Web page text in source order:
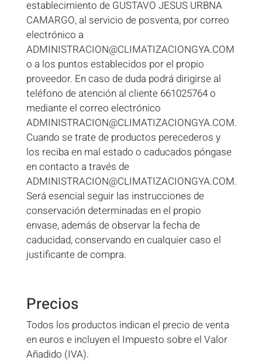
establecimiento de GUSTAVO JESUS URBNA
CAMARGO, al servicio de posventa, por correo
electrónico a
ADMINISTRACION@CLIMATIZACIONGYA.COM
o a los puntos establecidos por el propio
proveedor. En caso de duda podrá dirigirse al
teléfono de atención al cliente 661025764 o
mediante el correo electrónico
ADMINISTRACION@CLIMATIZACIONGYA.COM.
Cuando se trate de productos perecederos y
los reciba en mal estado o caducados póngase
en contacto a través de
ADMINISTRACION@CLIMATIZACIONGYA.COM.
Será esencial seguir las instrucciones de
conservación determinadas en el propio
envase, además de observar la fecha de
caducidad, conservando en cualquier caso el
justificante de compra.
Precios
Todos los productos indican el precio de venta
en euros e incluyen el Impuesto sobre el Valor
Añadido (IVA).